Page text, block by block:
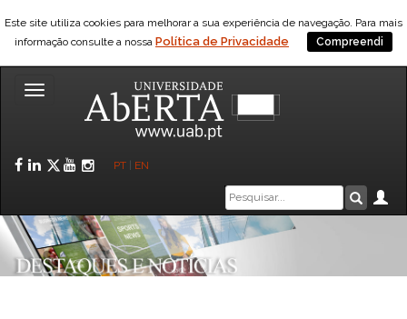
Este site utiliza cookies para melhorar a sua experiência de navegação. Para mais
informação consulte a nossa Política de Privacidade Compreendi
Toggle
Facebook
LinkedIn
Twitter
YouTube
Instagram
PT EN
Caixa
de
pesquisa